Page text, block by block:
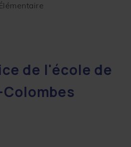
de l'école de